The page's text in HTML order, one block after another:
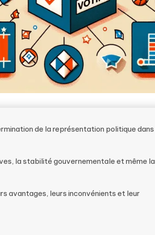
de la représentation politique dans
la stabilité gouvernementale et même la
avantages, leurs inconvénients et leur